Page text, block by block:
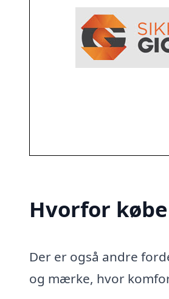
Hvorfor
Der er også andre
og mærke, hvor